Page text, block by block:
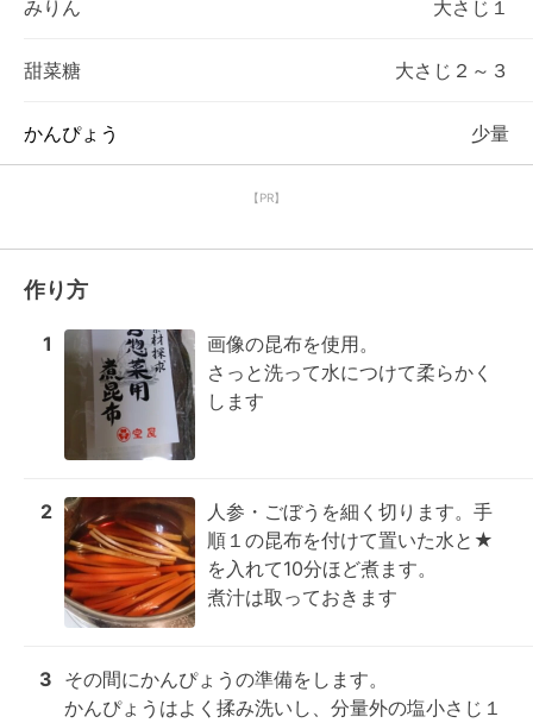
みりん 大さじ１
甜菜糖 大さじ２～３
かんぴょう 少量
【PR】
作り方
1
画像の昆布を使用。
さっと洗って水につけて柔らかく
します
2
人参・ごぼうを細く切ります。手
順１の昆布を付けて置いた水と★
を入れて10分ほど煮ます。
煮汁は取っておきます
3 その間にかんぴょうの準備をします。
かんぴょうはよく揉み洗いし、分量外の塩小さじ１